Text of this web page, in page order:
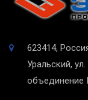
623414,
Уральский,
объединение